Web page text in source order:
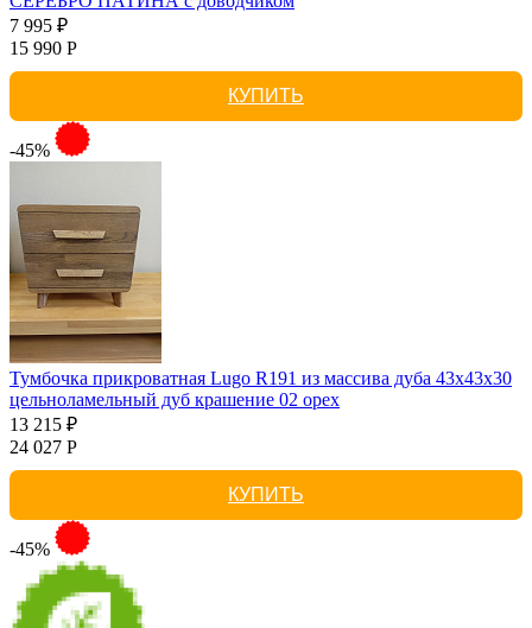
7 995 ₽
15 990 Р
КУПИТЬ
-45%
Тумбочка прикроватная Lugo R191 из массива дуба 43х43х30
цельноламельный дуб крашение 02 орех
13 215 ₽
24 027 Р
КУПИТЬ
-45%